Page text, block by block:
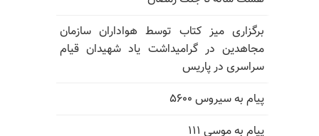
برگزاری میز کتاب توسط هواداران سازمان
مجاهدین در گرامیداشت یاد شهیدان قیام
سراسری در پاریس
پیام به سیروس ۵۶۰۰
پیام به موسی ۱۱۱